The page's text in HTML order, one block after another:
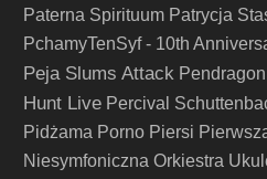
Paterna Spirituum Patrycja
PchamyTenSyf - 10th
Peja Slums Attack Pendragon
Hunt Live Percival
Pidżama Porno Piersi
Niesymfoniczna Orkiestra